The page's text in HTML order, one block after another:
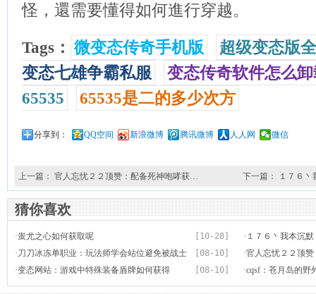
怪，還需要懂得如何進行穿越。
Tags： 微变态传奇手机版
超级变态版
变态七雄争霸私服
变态传奇软件怎么
65535
65535是二的多少次方
分享到： QQ空间 新浪微博 腾讯微博 人人网 微信
上一篇： 官人忘忧２２顶赞：配备死神咆哮获… 下一篇： １７６
猜你喜欢
[10-28]
·蚩尤之心如何获取呢 · １７６丶我本沉
得
[08-10]
·刀刀冰冻单职业：玩法师学会站位避免被战士
秒杀
·官人忘忧２２顶
提升
[08-10]
·变态网站：游戏中特殊装备盾牌如何获得 ·cqsf：苍月岛的野